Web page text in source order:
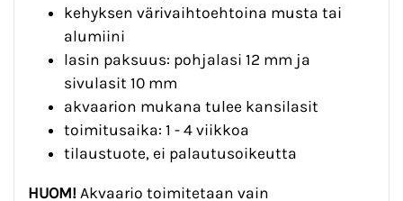
kehyksen värivaihtoehtoina musta tai
alumiini
lasin paksuus: pohjalasi 12 mm ja
sivulasit 10 mm
akvaarion mukana tulee kansilasit
toimitusaika: 1 - 4 viikkoa
tilaustuote, ei palautusoikeutta
HUOM! Akvaario toimitetaan vain